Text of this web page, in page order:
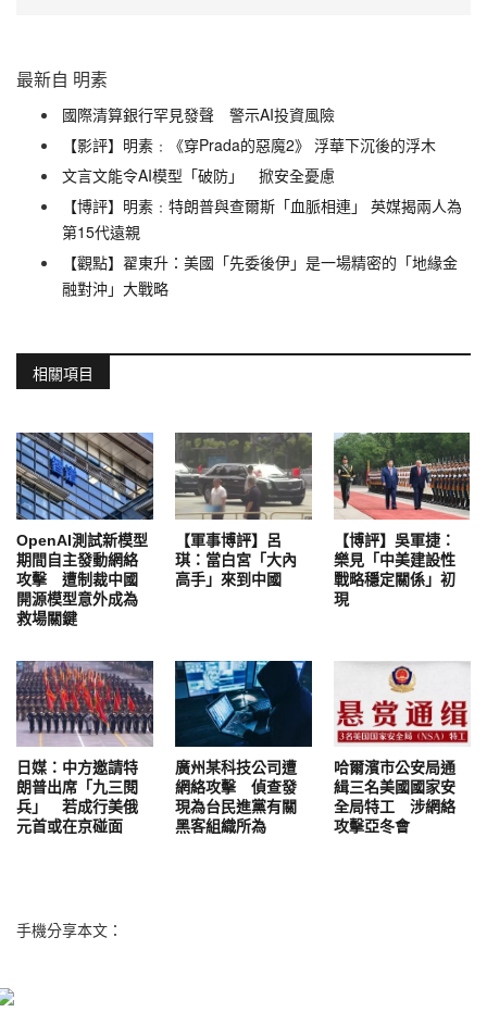
最新自 明素
國際清算銀行罕見發聲 警示AI投資風險
【影評】明素﹕《穿Prada的惡魔2》 浮華下沉後的浮木
文言文能令AI模型「破防」 掀安全憂慮
【博評】明素﹕特朗普與查爾斯「血脈相連」 英媒揭兩人為
第15代遠親
【觀點】翟東升：美國「先委後伊」是一場精密的「地緣金
融對沖」大戰略
相關項目
OpenAI測試新模型
期間自主發動網絡
攻擊 遭制裁中國
開源模型意外成為
救場關鍵
【軍事博評】呂
琪：當白宮「大內
高手」來到中國
【博評】吳軍捷：
樂見「中美建設性
戰略穩定關係」初
現
日媒：中方邀請特
朗普出席「九三閱
兵」 若成行美俄
元首或在京碰面
廣州某科技公司遭
網絡攻擊 偵查發
現為台民進黨有關
黑客組織所為
哈爾濱市公安局通
緝三名美國國家安
全局特工 涉網絡
攻擊亞冬會
手機分享本文：